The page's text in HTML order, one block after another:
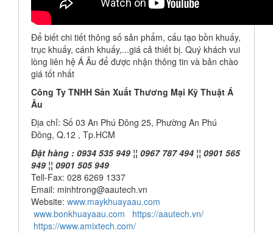
Để biết chi tiết thông số sản phẩm, cấu tạo bồn khuấy,
trục khuấy, cánh khuấy,...giá cả thiết bị. Quý khách vui
lòng liên hệ Á Âu để được nhận thông tin và bản chào
giá tốt nhất
Công Ty TNHH Sản Xuất Thương Mại Kỹ Thuật Á
Âu
Địa chỉ: Số 03 An Phú Đông 25, Phường An Phú
Đông, Q.12 , Tp.HCM
Đặt hàng : 0934 535 949 ¦¦ 0967 787 494 ¦¦ 0901 565
949 ¦¦ 0901 505 949
Tell-Fax: 028 6269 1337
Email: minhtrong@aautech.vn
Website: www.maykhuayaau.com
www.bonkhuayaau.com
https://aautech.vn/
https://www.amixtech.com/